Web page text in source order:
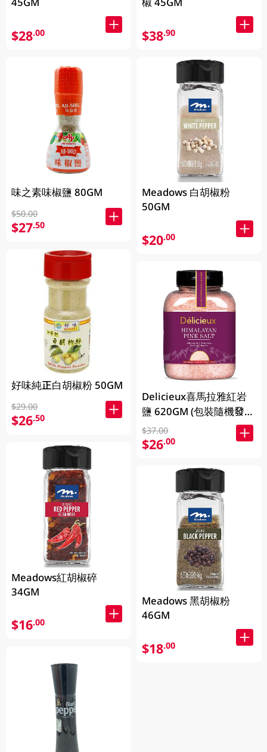
$28.00
味之素味椒鹽 80GM
$50.00
$27.50
好味純正白胡椒粉 50GM
$29.00
$26.50
Meadows紅胡椒碎
34GM
$16.00
$38.90
Meadows 白胡椒粉
50GM
$20.00
Delicieux喜馬拉雅紅岩
鹽 620GM (包裝隨機發
放)
$37.00
$26.00
Meadows 黑胡椒粉
46GM
$18.00